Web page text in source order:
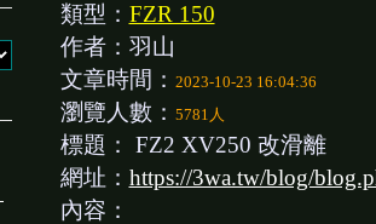
類型： FZR 150
作者：羽山
文章時間： 2023-10-23 16:04:36
瀏覽人數： 5781人
標題： FZ2 XV250 改滑離
網址： https://3wa.tw/blog/
內容：